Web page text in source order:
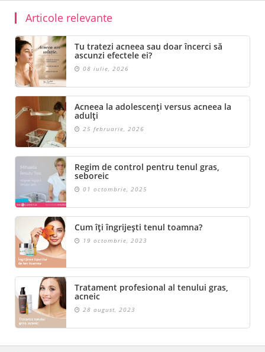
Articole relevante
Tu tratezi acneea sau doar încerci să
ascunzi efectele ei?
08 iulie, 2026
Acneea la adolescenți versus acneea la
adulți
25 februarie, 2026
Regim de control pentru tenul gras,
seboreic
01 octombrie, 2025
Cum îți îngrijești tenul toamna?
19 octombrie, 2023
Tratament profesional al tenului gras,
acneic
28 august, 2023